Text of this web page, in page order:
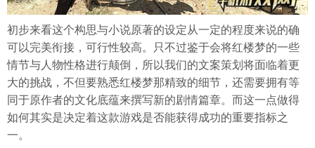
初步来看这个构思与小说原著的设定从一定的程度来说的确
可以完美衔接，可行性较高。只不过鉴于会将红楼梦的一些
情节与人物性格进行颠倒，所以我们的文案策划将面临着更
大的挑战，不但要熟悉红楼梦那精致的细节，还需要拥有等
同于原作者的文化底蕴来撰写新的剧情篇章。而这一点做得
如何其实是决定着这款游戏是否能获得成功的重要指标之
一。